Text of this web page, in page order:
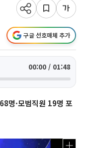
구글 선호매체 추가
00:00 / 01:48
명·모범직원 19명 포